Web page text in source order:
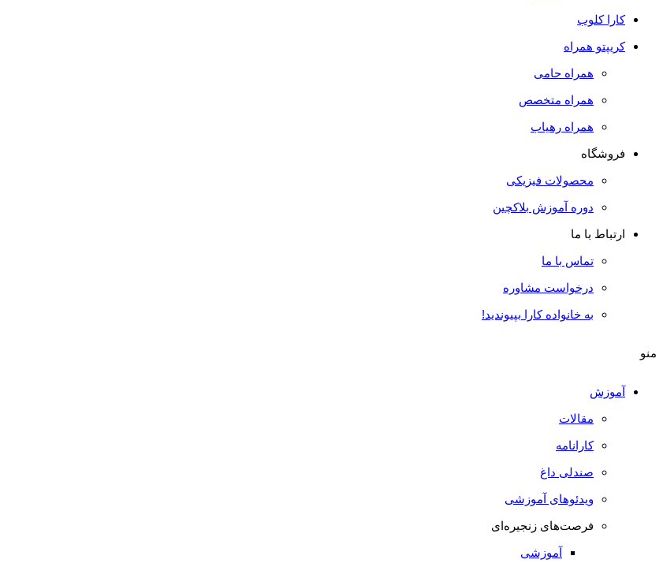
کارا کلوب
کریپتو همراه
همراه حامی
همراه متخصص
همراه رهیاب
فروشگاه
محصولات فیزیکی
دوره آموزش بلاکچین
ارتباط با ما
تماس با ما
درخواست مشاوره
به خانواده کارا بپیوندید!
منو
آموزش
مقالات
کارانامه
صندلی داغ
ویدئوهای آموزشی
فرصت‌های زنجیره‌ای
آموزشی